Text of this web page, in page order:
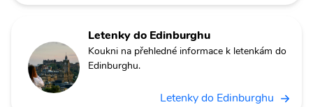
Letenky do Edinburghu
Koukni na přehledné informace k letenkám do
Edinburghu.
Letenky do Edinburghu